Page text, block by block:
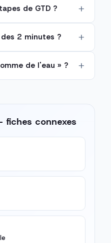
de GTD ?
2 minutes ?
de l'eau » ?
fiches connexes